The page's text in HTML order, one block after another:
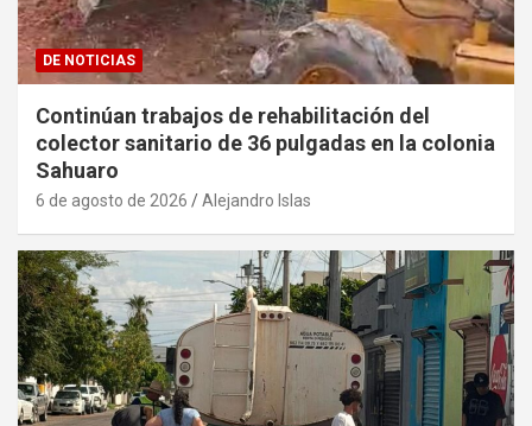
DE NOTICIAS
Continúan trabajos de rehabilitación del
colector sanitario de 36 pulgadas en la colonia
Sahuaro
6 de agosto de 2026 Alejandro Islas